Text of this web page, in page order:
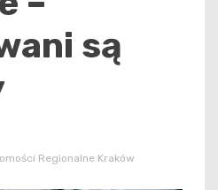
są
Regionalne Kraków